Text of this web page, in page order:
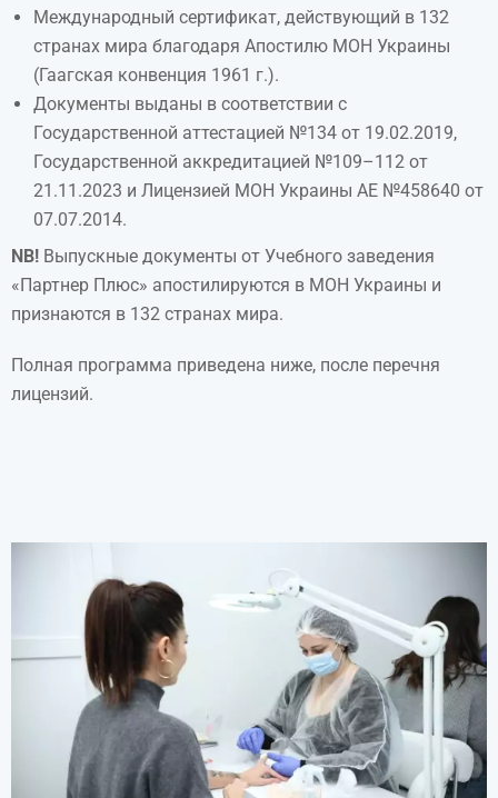
Международный сертификат, действующий в 132
странах мира благодаря Апостилю МОН Украины
(Гаагская конвенция 1961 г.).
Документы выданы в соответствии с
Государственной аттестацией №134 от 19.02.2019,
Государственной аккредитацией №109–112 от
21.11.2023 и Лицензией МОН Украины АЕ №458640 от
07.07.2014.
NB! Выпускные документы от Учебного заведения
«Партнер Плюс» апостилируются в МОН Украины и
признаются в 132 странах мира.
Полная программа приведена ниже, после перечня
лицензий.